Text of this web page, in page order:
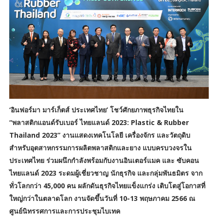
‘อินฟอร์มา มาร์เก็ตส์ ประเทศไทย’ โชว์ศักยภาพธุรกิจไทยใน
“พลาสติกแอนด์รับเบอร์ ไทยแลนด์ 2023: Plastic & Rubber
Thailand 2023” งานแสดงเทคโนโลยี เครื่องจักร และวัตถุดิบ
สำหรับอุตสาหกรรมการผลิตพลาสติกและยาง แบบครบวงจรใน
ประเทศไทย ร่วมผนึกกำลังพร้อมกับงานอินเตอร์แมค และ ซับคอน
ไทยแลนด์ 2023 ระดมผู้เชี่ยวชาญ นักธุรกิจ และกลุ่มพันธมิตร จาก
ทั่วโลกกว่า 45,000 คน ผลักดันธุรกิจไทยแข็งแกร่ง เติบโตสู่โอกาสที่
ใหญ่กว่าในตลาดโลก งานจัดขึ้นวันที่ 10-13 พฤษภาคม 2566 ณ
ศูนย์นิทรรศการและการประชุมไบเทค